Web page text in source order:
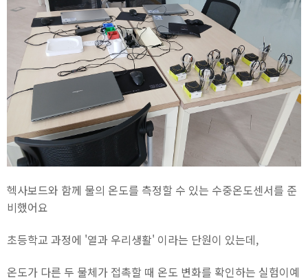
헥사보드와 함께 물의 온도를 측정할 수 있는 수중온도센서를 준
비했어요
초등학교 과정에 '열과 우리생활' 이라는 단원이 있는데,
온도가 다른 두 물체가 접촉할 때 온도 변화를 확인하는 실험이예